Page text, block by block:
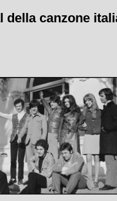
della canzone